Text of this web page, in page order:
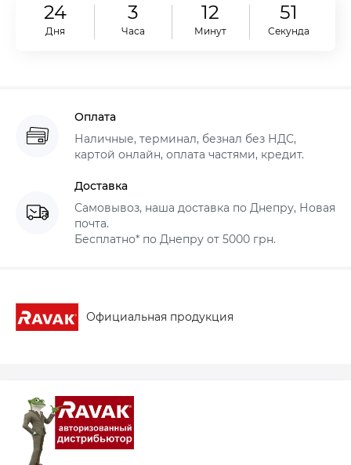
24
Дня
3
Часа
12
Минут
49
Секунд
Оплата
Наличные, терминал, безнал без НДС,
картой онлайн, оплата частями, кредит.
Доставка
Самовывоз, наша доставка по Днепру, Новая
почта.
Бесплатно* по Днепру от 5000 грн.
Официальная продукция